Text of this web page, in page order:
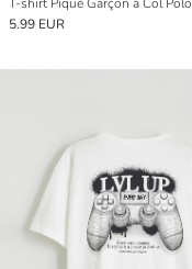
5.99 EUR